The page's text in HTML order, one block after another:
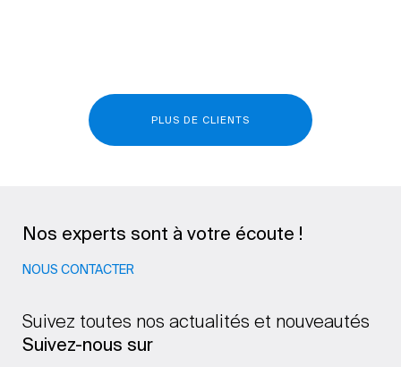
PLUS DE CLIENTS
Nos experts sont à votre écoute !
NOUS CONTACTER
Suivez toutes nos actualités et nouveautés
Suivez-nous sur